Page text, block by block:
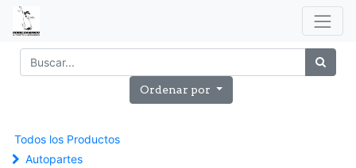
Ordenar por
Todos los Productos
Autopartes